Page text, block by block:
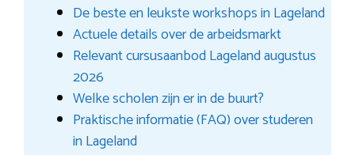
De beste en leukste workshops in Lageland
Actuele details over de arbeidsmarkt
Relevant cursusaanbod Lageland augustus
2026
Welke scholen zijn er in de buurt?
Praktische informatie (FAQ) over studeren
in Lageland